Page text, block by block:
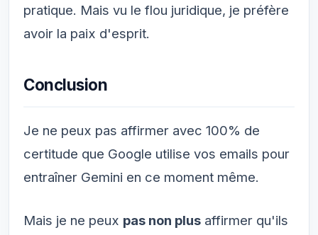
pratique. Mais vu le flou juridique, je préfère
avoir la paix d'esprit.
Conclusion
Je ne peux pas affirmer avec 100% de
certitude que Google utilise vos emails pour
entraîner Gemini en ce moment même.
Mais je ne peux pas non plus affirmer qu'ils